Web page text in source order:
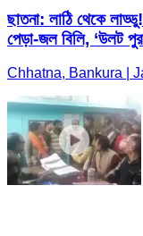
ছাতনা: লাঠি থেকে
পেড়া-জল বিলি, ‘উলট
Chhatna, Bankura |